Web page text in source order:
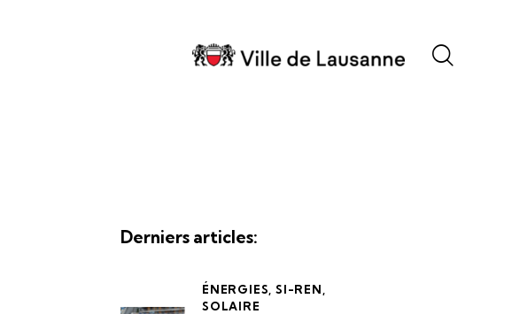
Derniers articles:
ÉNERGIES SI-REN
SOLAIRE